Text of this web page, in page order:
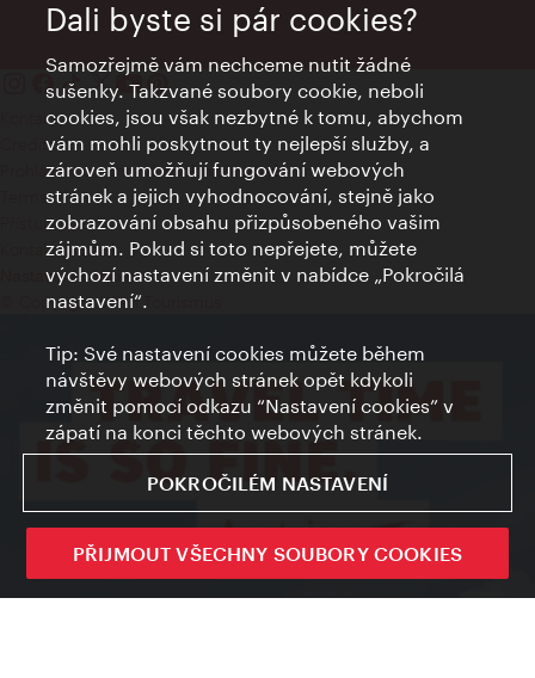
Kontakty
Credits
Prohlášení o ochraně osobních údajů
Terms of Use
Přístupnost
Kontakt pro tisk
Nastavení cookies
© Copyright Wien Tourismus
Dali byste si pár cookies?
Samozřejmě vám nechceme nutit žádné
sušenky. Takzvané soubory cookie, neboli
cookies, jsou však nezbytné k tomu, abychom
vám mohli poskytnout ty nejlepší služby, a
zároveň umožňují fungování webových
stránek a jejich vyhodnocování, stejně jako
zobrazování obsahu přizpůsobeného vašim
zájmům. Pokud si toto nepřejete, můžete
výchozí nastavení změnit v nabídce „Pokročilá
nastavení“.
Tip: Své nastavení cookies můžete během
návštěvy webových stránek opět kdykoli
změnit pomocí odkazu “Nastavení cookies” v
zápatí na konci těchto webových stránek.
POKROČILÉM NASTAVENÍ
PŘIJMOUT VŠECHNY SOUBORY COOKIES